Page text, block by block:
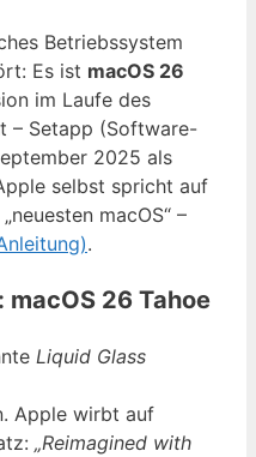
Betriebssystem
Es ist macOS 26
im Laufe des
– Setapp (Software-
2025 als
selbst spricht auf
macOS“ –
.
26 Tahoe
Liquid Glass
Apple wirbt auf
„Reimagined with